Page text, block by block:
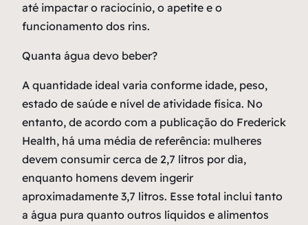
até impactar o raciocínio, o apetite e o
funcionamento dos rins.
Quanta água devo beber?
A quantidade ideal varia conforme idade, peso,
estado de saúde e nível de atividade física. No
entanto, de acordo com a publicação do Frederick
Health, há uma média de referência: mulheres
devem consumir cerca de 2,7 litros por dia,
enquanto homens devem ingerir
aproximadamente 3,7 litros. Esse total inclui tanto
a água pura quanto outros líquidos e alimentos